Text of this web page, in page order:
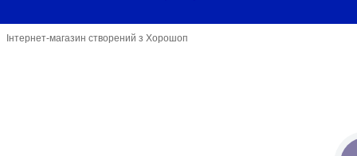
Інтернет-магазин створений з Хорошоп